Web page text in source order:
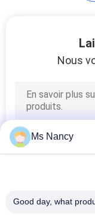
Voie
Nous
Ms Nancy
Good day, what